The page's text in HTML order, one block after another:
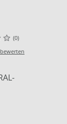
(0)